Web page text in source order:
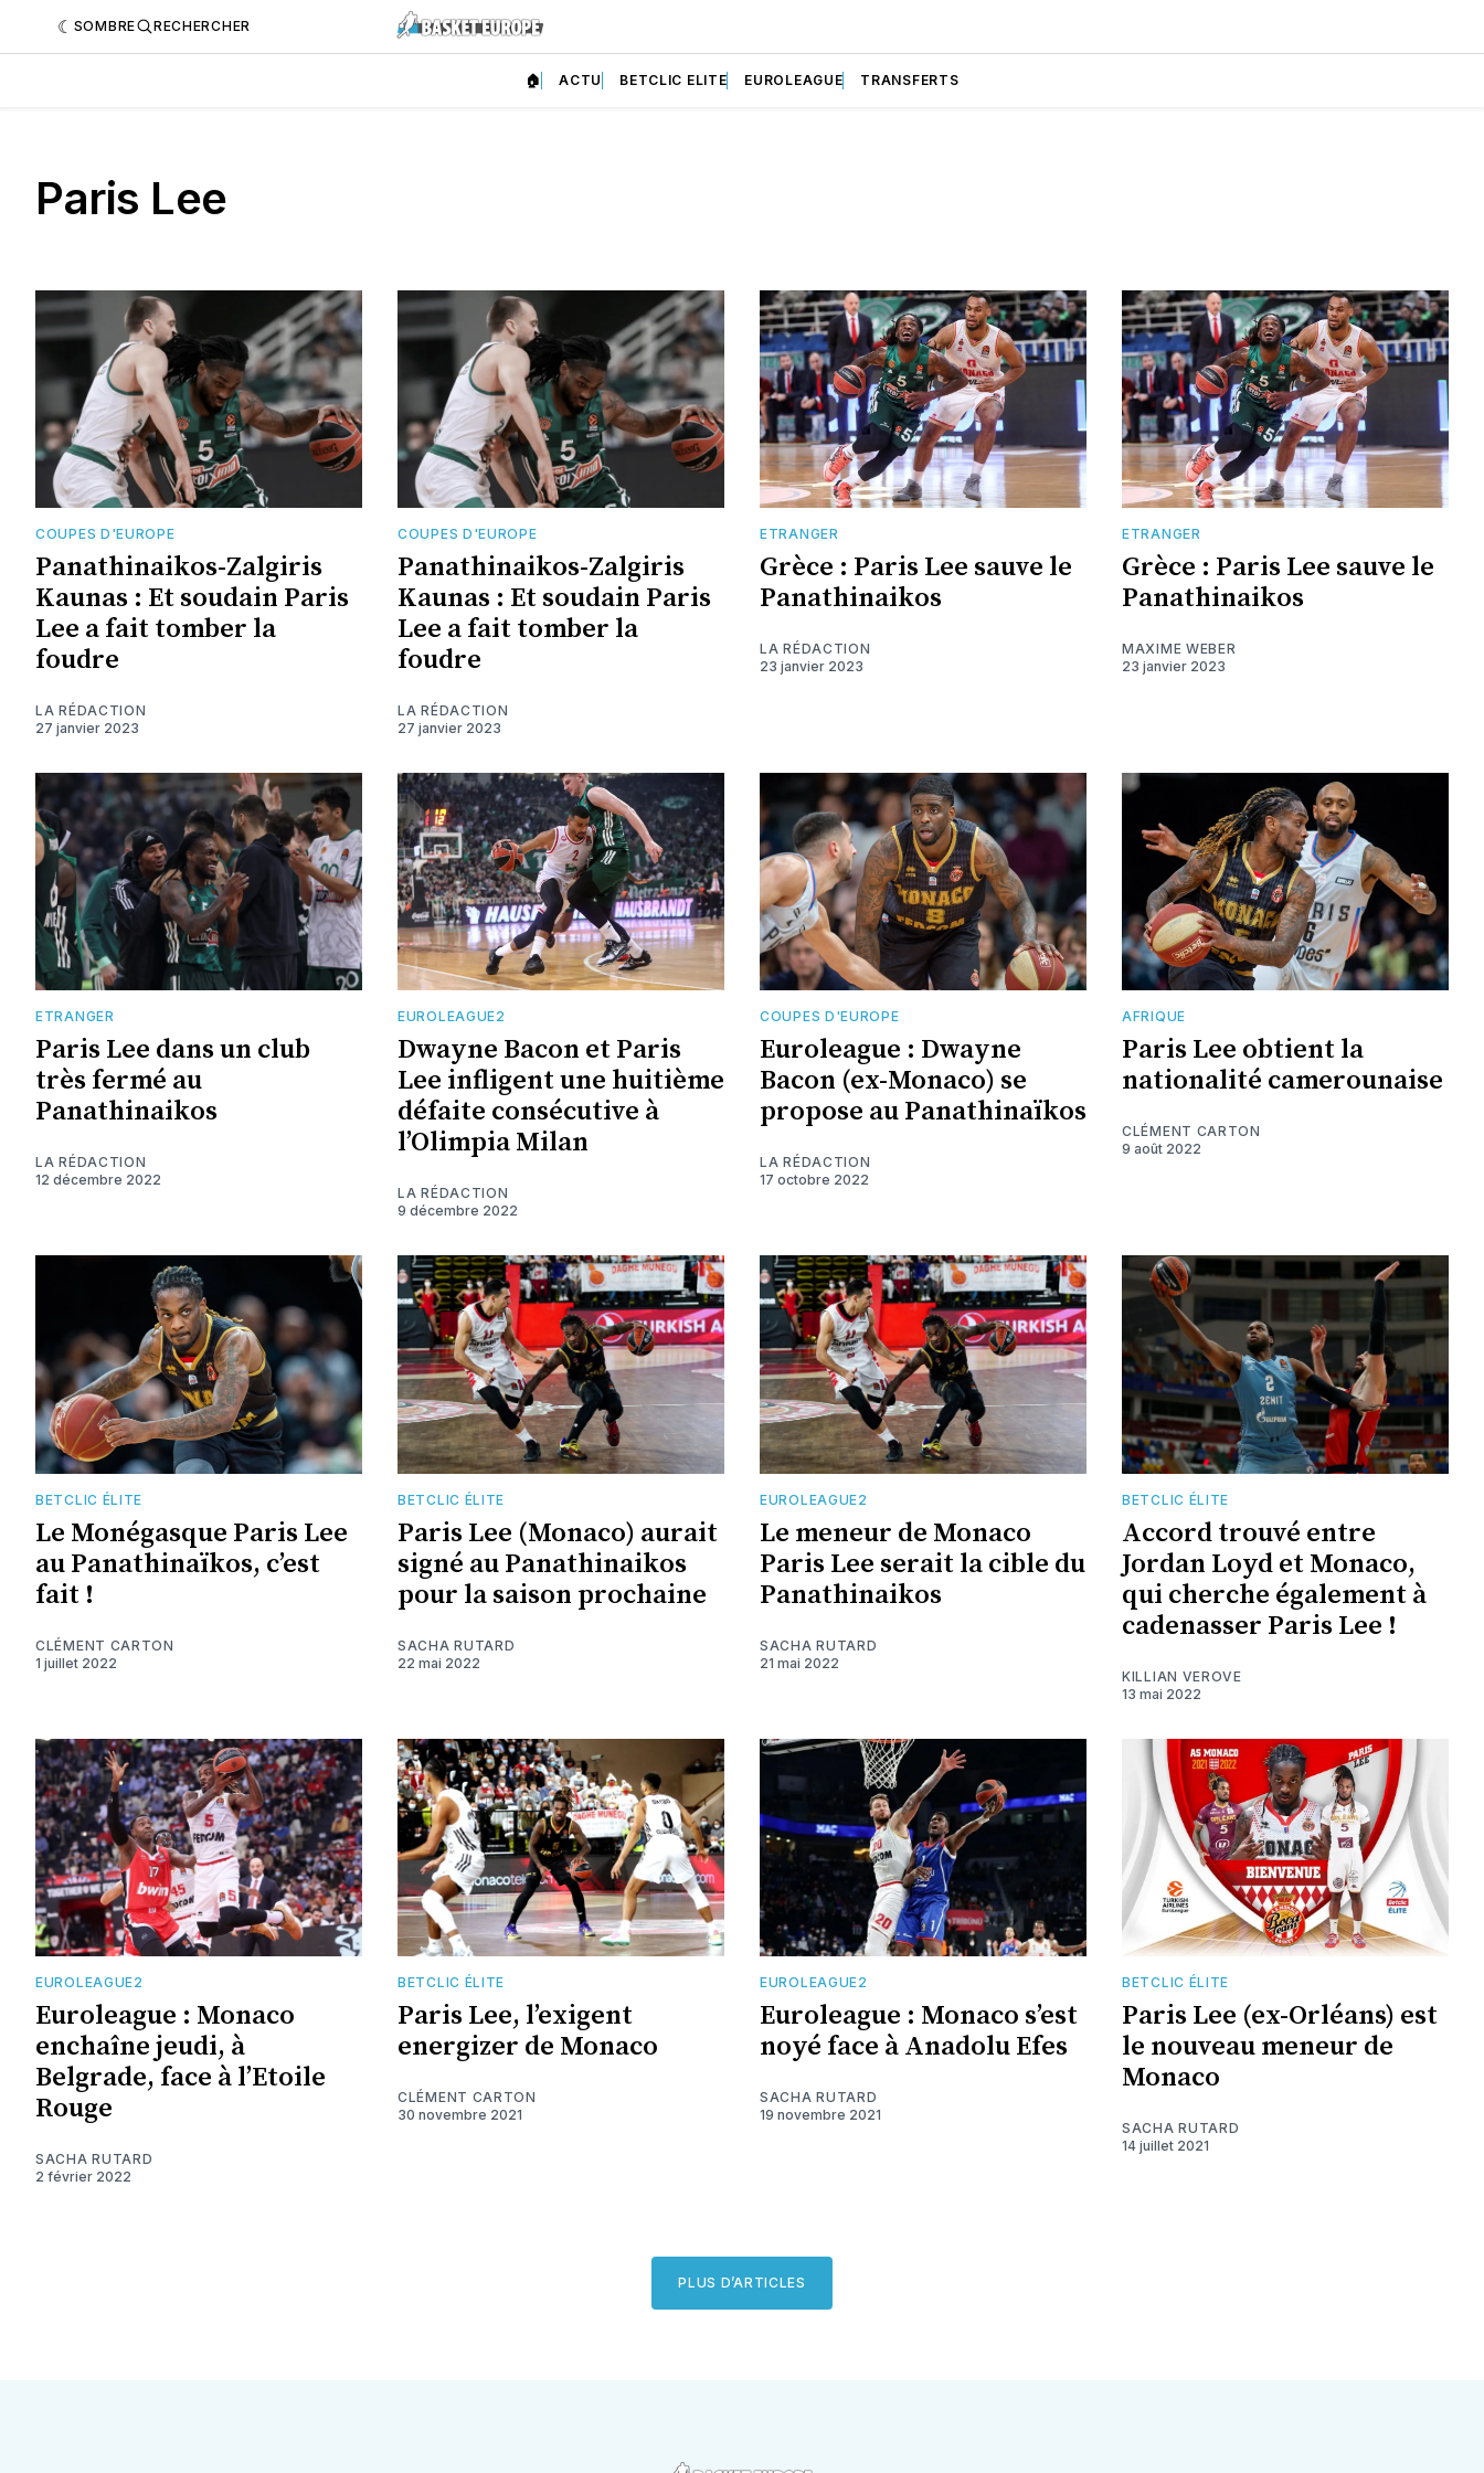
SOMBRE RECHERCHER
🏠 ACTU BETCLIC ELITE EUROLEAGUE TRANSFERTS
Paris Lee
COUPES D'EUROPE
Panathinaikos-Zalgiris
Kaunas : Et soudain Paris
Lee a fait tomber la
foudre
LA RÉDACTION
27 janvier 2023
COUPES D'EUROPE
Panathinaikos-Zalgiris
Kaunas : Et soudain Paris
Lee a fait tomber la
foudre
LA RÉDACTION
27 janvier 2023
ETRANGER
Grèce : Paris Lee sauve le
Panathinaikos
LA RÉDACTION
23 janvier 2023
ETRANGER
Grèce : Paris Lee sauve le
Panathinaikos
MAXIME WEBER
23 janvier 2023
ETRANGER
Paris Lee dans un club
très fermé au
Panathinaikos
LA RÉDACTION
12 décembre 2022
EUROLEAGUE2
Dwayne Bacon et Paris
Lee infligent une huitième
défaite consécutive à
l’Olimpia Milan
LA RÉDACTION
9 décembre 2022
COUPES D'EUROPE
Euroleague : Dwayne
Bacon (ex-Monaco) se
propose au Panathinaïkos
LA RÉDACTION
17 octobre 2022
AFRIQUE
Paris Lee obtient la
nationalité camerounaise
CLÉMENT CARTON
9 août 2022
BETCLIC ÉLITE
Le Monégasque Paris Lee
au Panathinaïkos, c’est
fait !
CLÉMENT CARTON
1 juillet 2022
BETCLIC ÉLITE
Paris Lee (Monaco) aurait
signé au Panathinaikos
pour la saison prochaine
SACHA RUTARD
22 mai 2022
EUROLEAGUE2
Le meneur de Monaco
Paris Lee serait la cible du
Panathinaikos
SACHA RUTARD
21 mai 2022
BETCLIC ÉLITE
Accord trouvé entre
Jordan Loyd et Monaco,
qui cherche également à
cadenasser Paris Lee !
KILLIAN VEROVE
13 mai 2022
EUROLEAGUE2
Euroleague : Monaco
enchaîne jeudi, à
Belgrade, face à l’Etoile
Rouge
SACHA RUTARD
2 février 2022
BETCLIC ÉLITE
Paris Lee, l’exigent
energizer de Monaco
CLÉMENT CARTON
30 novembre 2021
EUROLEAGUE2
Euroleague : Monaco s’est
noyé face à Anadolu Efes
SACHA RUTARD
19 novembre 2021
BETCLIC ÉLITE
Paris Lee (ex-Orléans) est
le nouveau meneur de
Monaco
SACHA RUTARD
14 juillet 2021
PLUS D’ARTICLES